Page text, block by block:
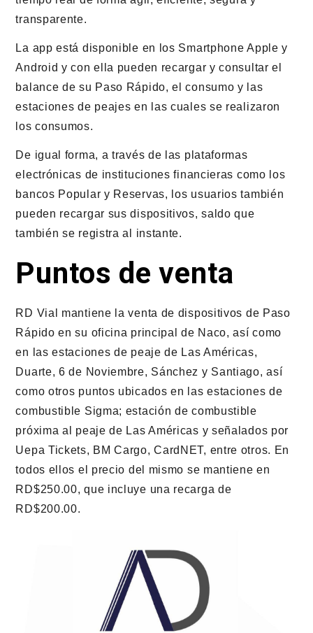
transparente.
La app está disponible en los Smartphone Apple y
Android y con ella pueden recargar y consultar el
balance de su Paso Rápido, el consumo y las
estaciones de peajes en las cuales se realizaron
los consumos.
De igual forma, a través de las plataformas
electrónicas de instituciones financieras como los
bancos Popular y Reservas, los usuarios también
pueden recargar sus dispositivos, saldo que
también se registra al instante.
Puntos de venta
RD Vial mantiene la venta de dispositivos de Paso
Rápido en su oficina principal de Naco, así como
en las estaciones de peaje de Las Américas,
Duarte, 6 de Noviembre, Sánchez y Santiago, así
como otros puntos ubicados en las estaciones de
combustible Sigma; estación de combustible
próxima al peaje de Las Américas y señalados por
Uepa Tickets, BM Cargo, CardNET, entre otros. En
todos ellos el precio del mismo se mantiene en
RD$250.00, que incluye una recarga de
RD$200.00.